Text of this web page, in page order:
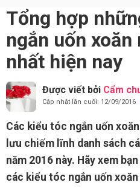
Tổng hợp
ngắn uốn
nhất hiện nay
Được viết bởi Cẩm
Cập nhật lần cuối: 12/09/2016
Các kiểu tóc ngắn uốn
lưu chiếm lĩnh danh sách
năm 2016 này. Hãy xem
các kiểu tóc ngắn uốn